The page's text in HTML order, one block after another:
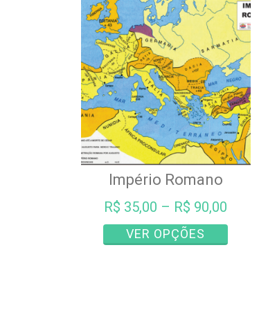
Império Romano
R$ 35,00 – R$ 90,00
VER OPÇÕES
produto